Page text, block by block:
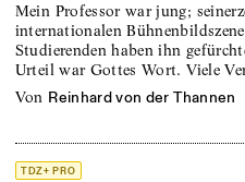
Mein Professor war jung;
internationalen
Studierenden haben ihn
Urteil war Gottes Wort. Viele
von Reinhard von der Thannen
TDZ+ PRO